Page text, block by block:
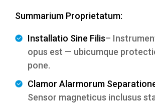
Summarium Proprietatum:
Installatio Sine Filis–
opus est — ubicumque
pone.
Clamor Alarmorum
Sensor magneticus inclusus